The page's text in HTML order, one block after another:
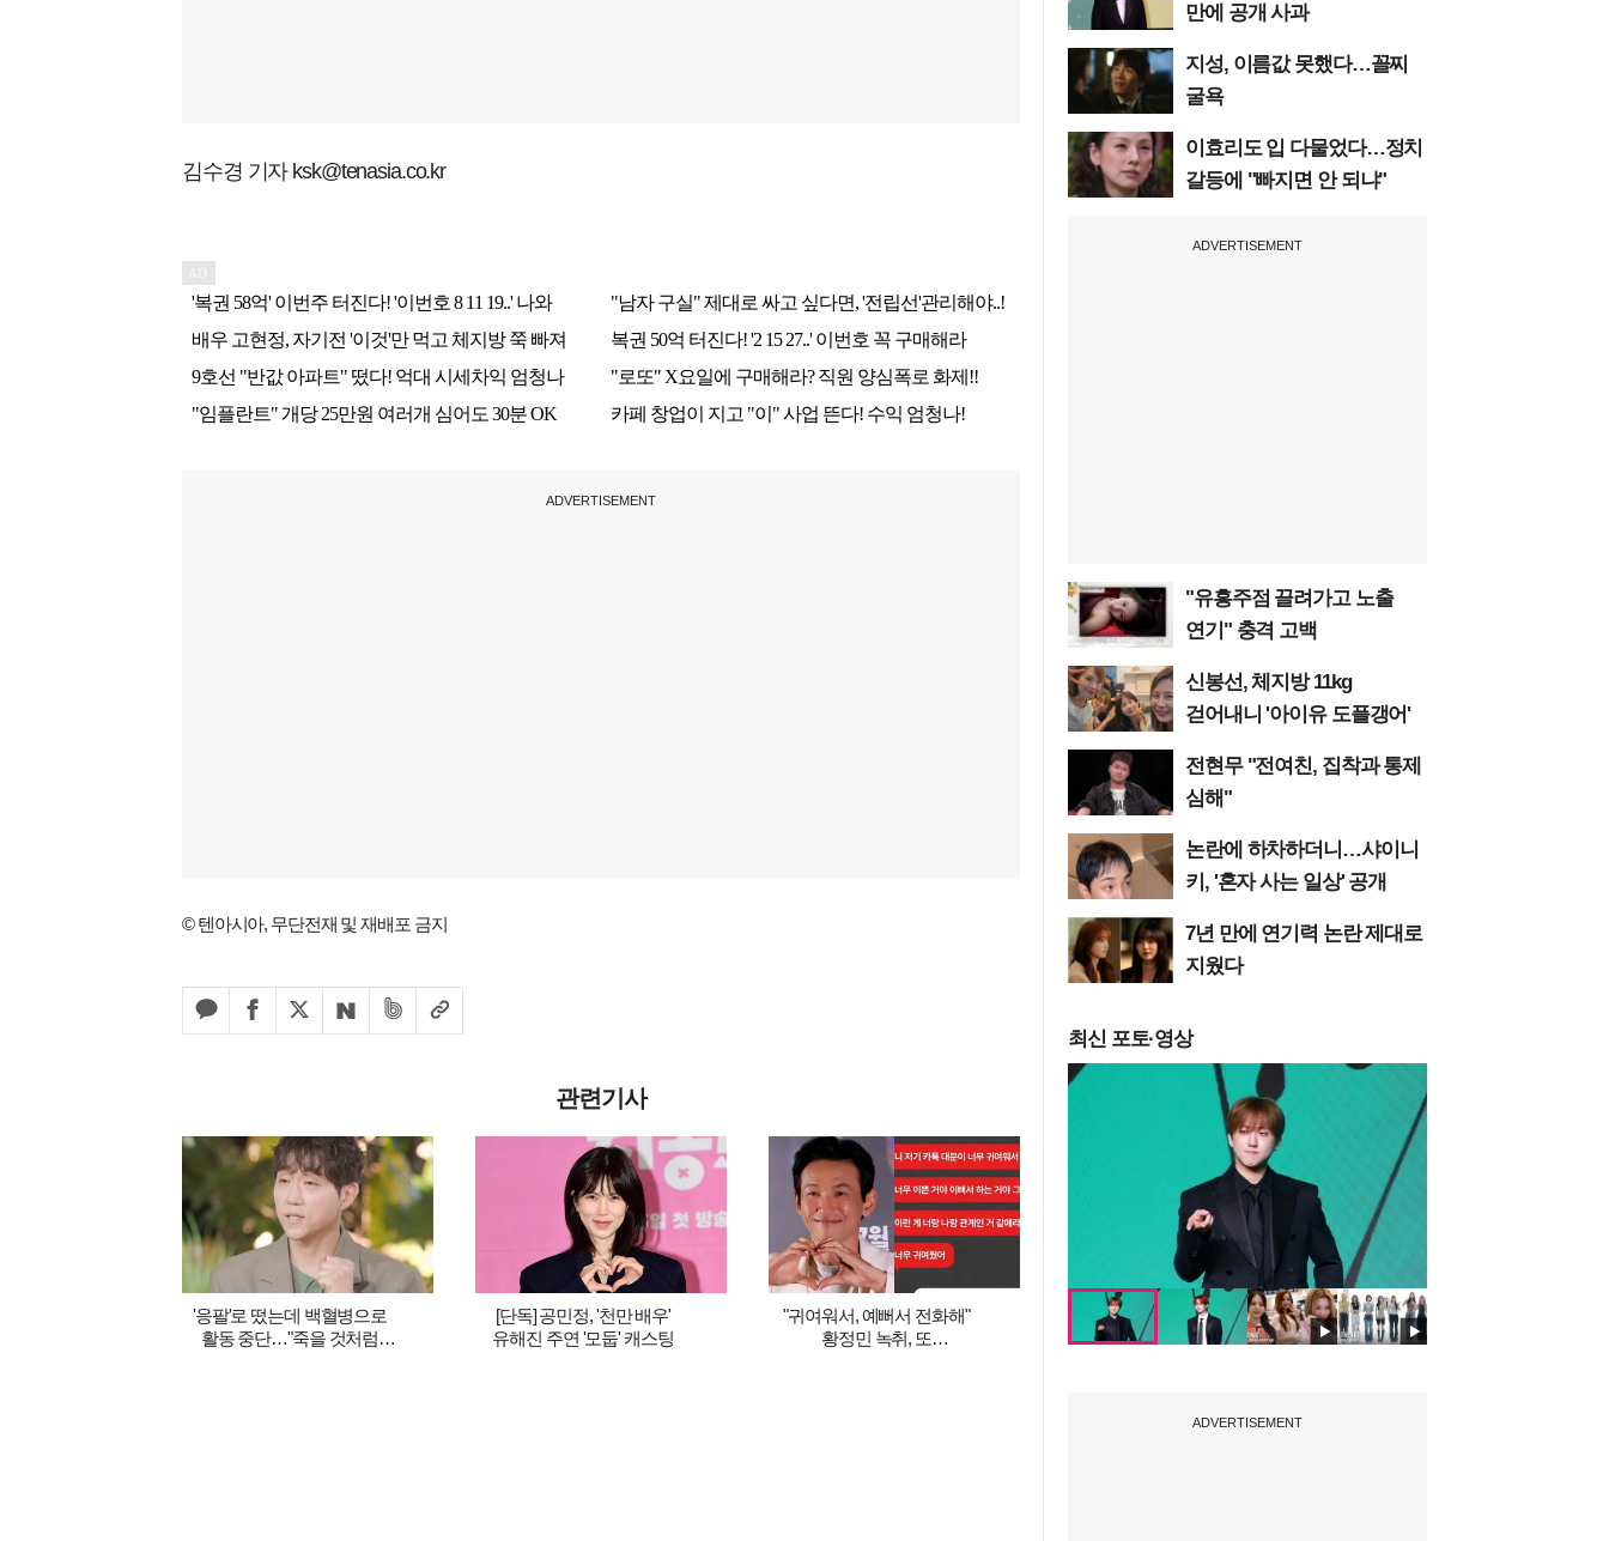
김수경 기자 ksk@tenasia.co.kr
ADVERTISEMENT
© 텐아시아, 무단전재 및 재배포 금지
관련기사
'응팔'로 떴는데 백혈병으로
활동 중단…"죽을 것처럼
[단독] 공민정, '천만 배우'
유해진 주연 '모둡' 캐스팅
"귀여워서, 예뻐서 전화해"
황정민 녹취, 또
만에 공개 사과
지성, 이름값 못했다…꼴찌
굴욕
이효리도 입 다물었다…정치
갈등에 "빠지면 안 되냐"
ADVERTISEMENT
"유흥주점 끌려가고 노출
연기" 충격 고백
신봉선, 체지방 11kg
걷어내니 '아이유 도플갱어'
전현무 "전여친, 집착과 통제
심해"
논란에 하차하더니…샤이니
키, '혼자 사는 일상' 공개
7년 만에 연기력 논란 제대로
지웠다
최신 포토·영상
ADVERTISEMENT